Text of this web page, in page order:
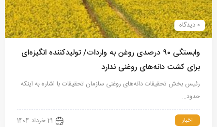
0 دیدگاه
وابستگی ۹۰ درصدی روغن به واردات/ تولیدکننده انگیزه‌ای
برای کشت دانه‌های روغنی ندارد
رئیس بخش تحقیقات دانه‌های روغنی سازمان تحقیقات با اشاره به اینکه
حدود…
اخبار 21 خرداد 1404